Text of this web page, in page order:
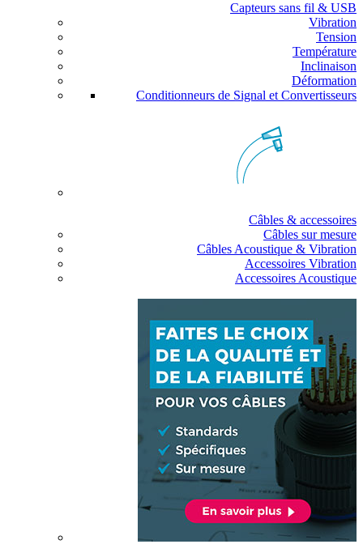
Capteurs sans fil & USB
Vibration
Tension
Température
Inclinaison
Déformation
Conditionneurs de Signal et Convertisseurs
Câbles & accessoires
Câbles sur mesure
Câbles Acoustique & Vibration
Accessoires Vibration
Accessoires Acoustique